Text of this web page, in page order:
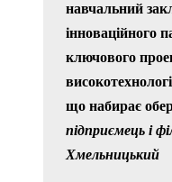
навчальний
інноваційного
ключового
що набирає
підприємець і
Хмельницький